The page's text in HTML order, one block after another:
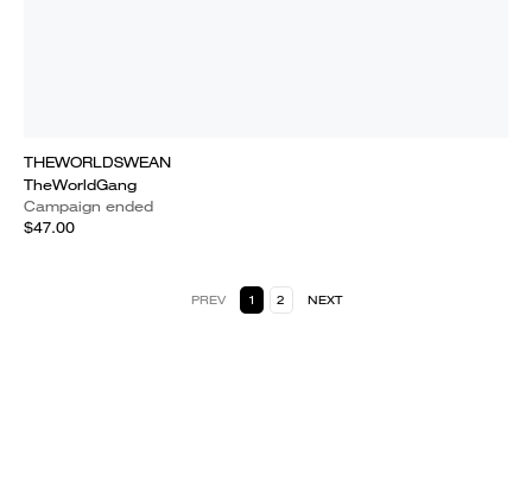
THEWORLDSWEAN
TheWorldGang
Campaign ended
$47.00
PREV 1 2 NEXT